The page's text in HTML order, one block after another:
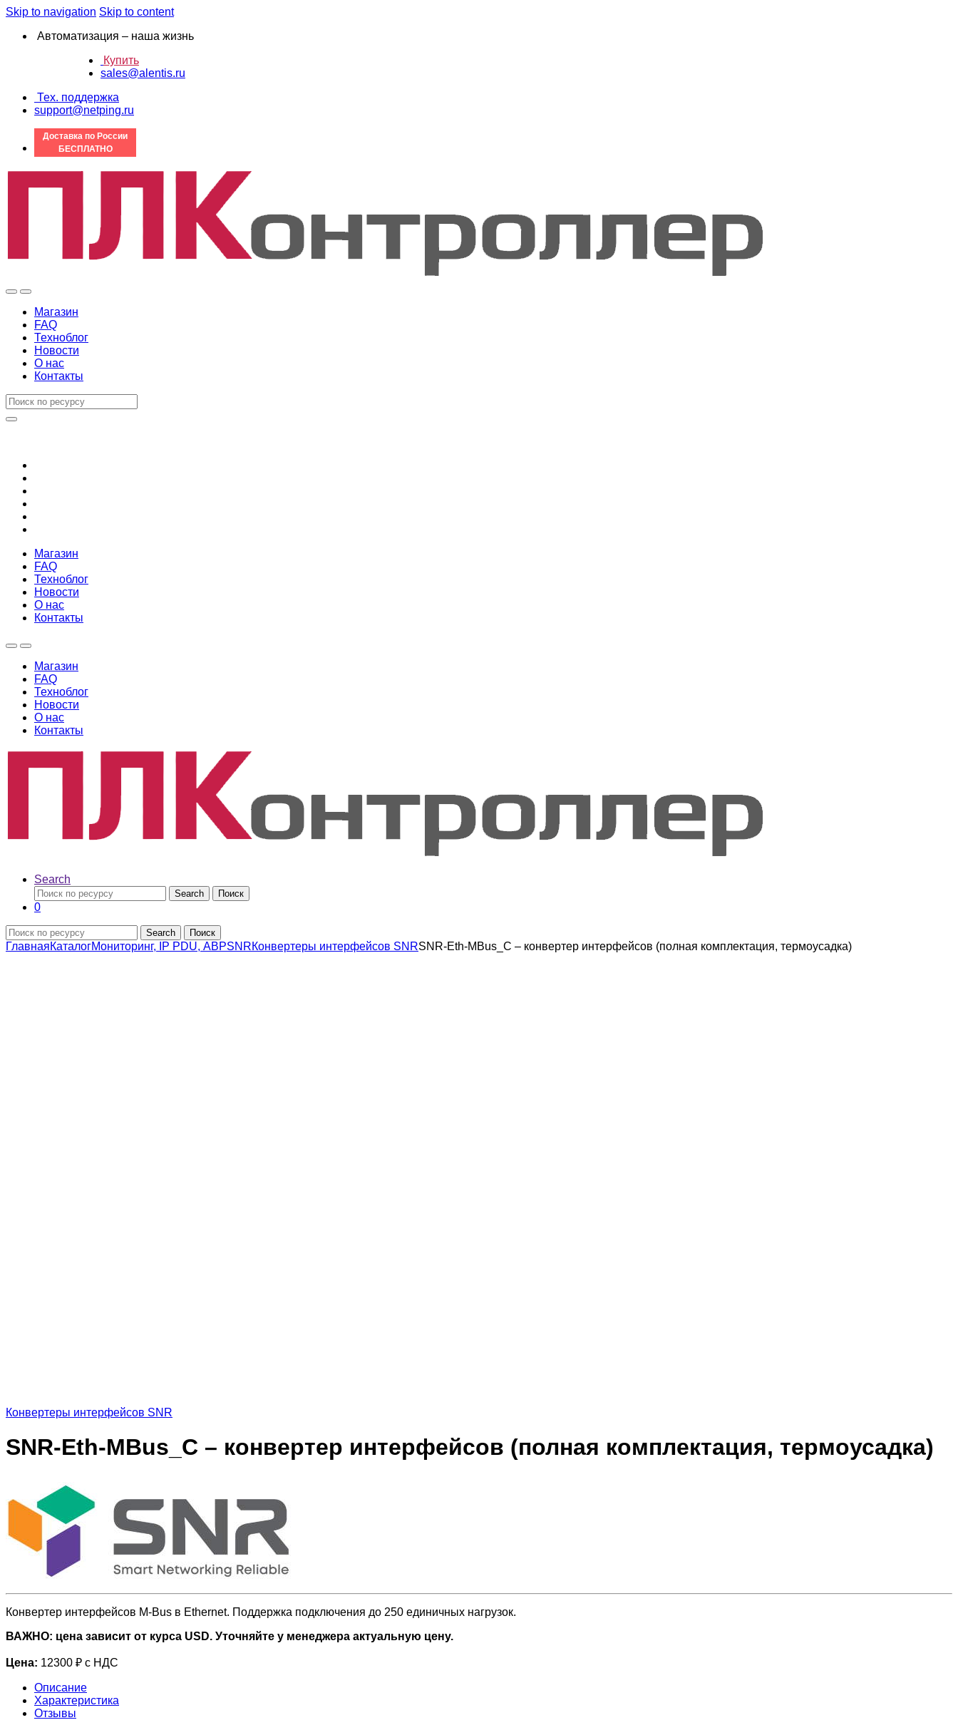
Skip to navigation Skip to content
Автоматизация – наша жизнь
Купить
sales@alentis.ru
Тех. поддержка
support@netping.ru
Доставка по России
БЕСПЛАТНО
Магазин
FAQ
Техноблог
Новости
О нас
Контакты
Магазин
FAQ
Техноблог
Новости
О нас
Контакты
Магазин
FAQ
Техноблог
Новости
О нас
Контакты
Search
Search Поиск
0
Search Поиск
ГлавнаяКаталогМониторинг, IP PDU, АВРSNRКонвертеры интерфейсов SNRSNR-Eth-MBus_С – конвертер интерфейсов (полная комплектация, термоусадка)
Конвертеры интерфейсов SNR
SNR-Eth-MBus_С – конвертер интерфейсов (полная комплектация, термоусадка)
Конвертер интерфейсов M-Bus в Ethernet. Поддержка подключения до 250 единичных нагрузок.
ВАЖНО: цена зависит от курса USD. Уточняйте у менеджера актуальную цену.
Цена: 12300 ₽ с НДС
Описание
Характеристика
Отзывы